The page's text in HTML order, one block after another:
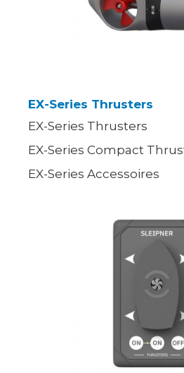
EX-Series Thrusters
EX-Series Thrusters
EX-Series Compact
EX-Series Accessoires